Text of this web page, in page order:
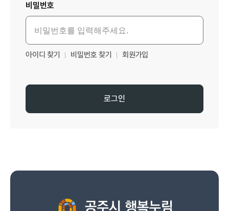
비밀번호
아이디 찾기 비밀번호 찾기 회원가입
로그인